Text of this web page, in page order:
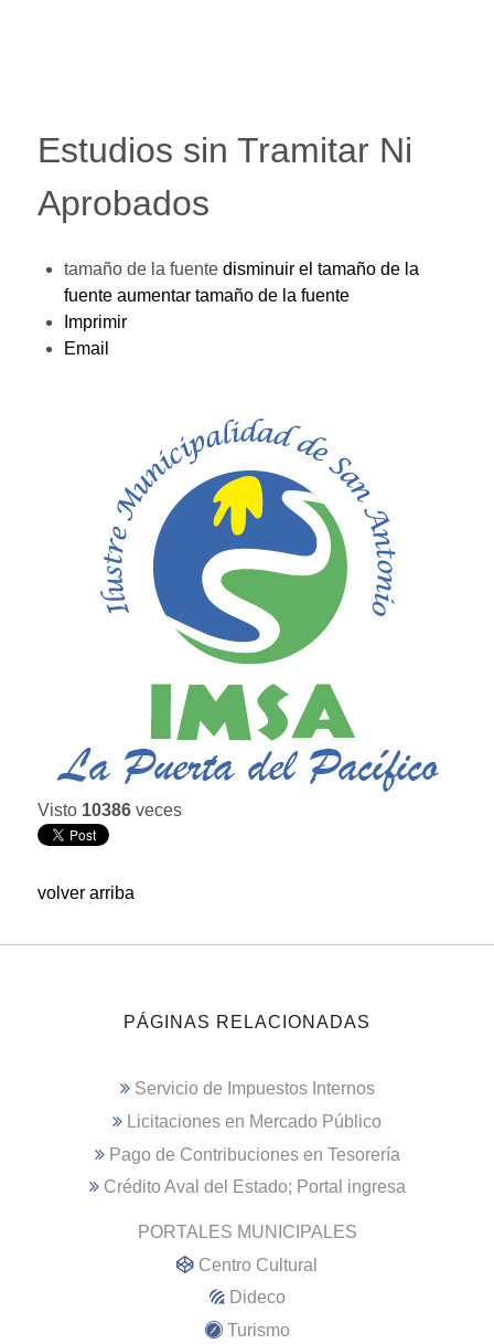
Estudios sin Tramitar Ni
Aprobados
tamaño de la fuente disminuir el tamaño de la
fuente aumentar tamaño de la fuente
Imprimir
Email
Visto 10386 veces
volver arriba
PÁGINAS RELACIONADAS
Servicio de Impuestos Internos
Licitaciones en Mercado Público
Pago de Contribuciones en Tesorería
Crédito Aval del Estado; Portal ingresa
PORTALES MUNICIPALES
Centro Cultural
Dideco
Turismo